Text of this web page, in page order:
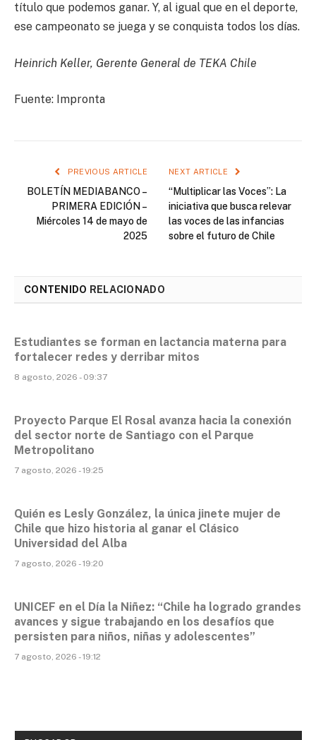
título que podemos ganar. Y, al igual que en el deporte,
ese campeonato se juega y se conquista todos los días.
Heinrich Keller, Gerente General de TEKA Chile
Fuente: Impronta
PREVIOUS ARTICLE
BOLETÍN MEDIABANCO –
PRIMERA EDICIÓN –
Miércoles 14 de mayo de
2025
NEXT ARTICLE
“Multiplicar las Voces”: La
iniciativa que busca relevar
las voces de las infancias
sobre el futuro de Chile
CONTENIDO RELACIONADO
Estudiantes se forman en lactancia materna para
fortalecer redes y derribar mitos
8 agosto, 2026 - 09:37
Proyecto Parque El Rosal avanza hacia la conexión
del sector norte de Santiago con el Parque
Metropolitano
7 agosto, 2026 - 19:25
Quién es Lesly González, la única jinete mujer de
Chile que hizo historia al ganar el Clásico
Universidad del Alba
7 agosto, 2026 - 19:20
UNICEF en el Día la Niñez: “Chile ha logrado grandes
avances y sigue trabajando en los desafíos que
persisten para niños, niñas y adolescentes”
7 agosto, 2026 - 19:12